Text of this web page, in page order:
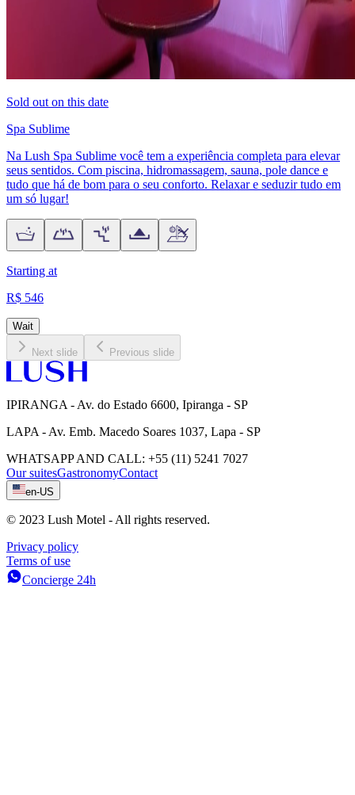
Sold out on this date
Spa Sublime
Na Lush Spa Sublime você tem a experiência completa para elevar
seus sentidos. Com piscina, hidromassagem, sauna, pole dance e
tudo que há de bom para o seu conforto. Relaxar e seduzir tudo em
um só lugar!
Starting at
R$ 546
Wait
Next slide Previous slide
IPIRANGA - Av. do Estado 6600, Ipiranga - SP
LAPA - Av. Emb. Macedo Soares 1037, Lapa - SP
WHATSAPP AND CALL: +55 (11) 5241 7027
Our suitesGastronomyContact
en-US
© 2023 Lush Motel - All rights reserved.
Privacy policy
Terms of use
Concierge 24h